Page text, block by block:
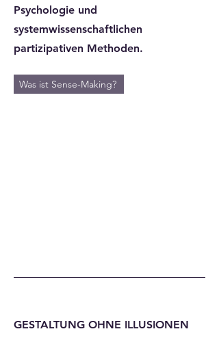
Psychologie und
systemwissenschaftlichen
partizipativen Methoden.
Was ist Sense-Making?
GESTALTUNG OHNE ILLUSIONEN